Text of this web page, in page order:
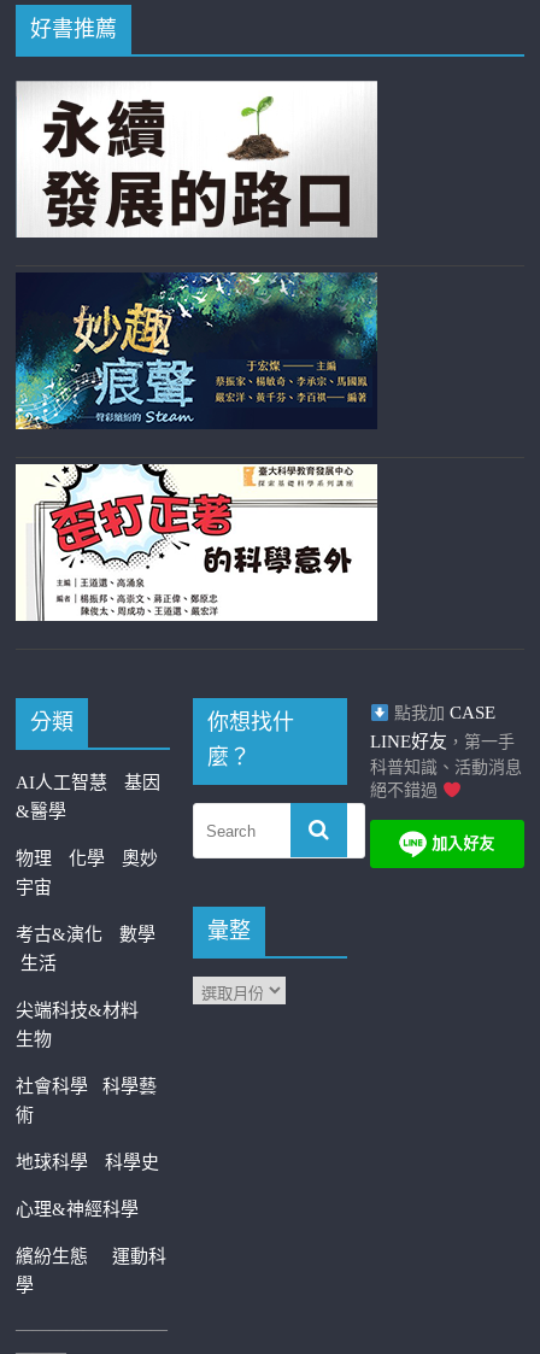
好書推薦
分類
AI人工智慧
基因
&醫學
物理 化學
奧妙
宇宙
考古&演化
數學
生活
尖端科技&材料
生物
社會科學科學藝
術
地球科學 科學史
心理&神經科學
繽紛生態運動科
學
—————————
你想找什
麼？
彙整
點我加 CASE
LINE好友 ，第一手
科普知識、活動消息
絕不錯過